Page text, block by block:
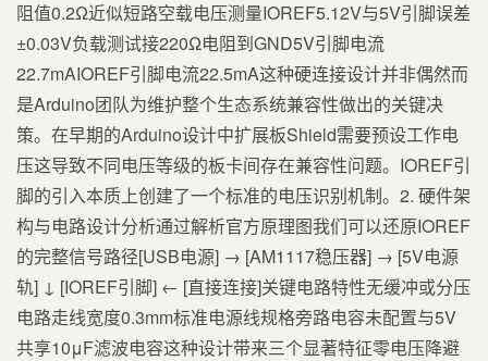
阻值0.2Ω近似短路空载电压测量IOREF5.12V与5V引脚误差
±0.03V负载测试接220Ω电阻到GND5V引脚电流
22.7mAIOREF引脚电流22.5mA这种硬连接设计并非偶然而
是Arduino团队为维护整个生态系统兼容性做出的关键决
策。在早期的Arduino设计中扩展板Shield需要预设工作电
压这导致不同电压等级的板卡间存在兼容性问题。IOREF引
脚的引入本质上创建了一个标准的电压识别机制。2. 硬件架
构与电路设计分析通过解析官方原理图我们可以还原IOREF
的完整信号路径[USB电源] → [AM1117稳压器] → [5V电源
轨] ↓ [IOREF引脚] ← [直接连接]关键电路特性无缓冲或分压
电路走线宽度0.3mm标准电源线规格旁路电容未配置与5V
共享10μF滤波电容这种设计带来三个显著特征零电压降避